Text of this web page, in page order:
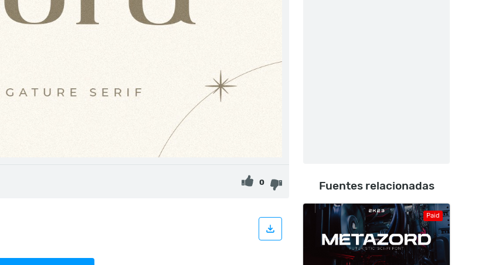
0 Fuentes relacionadas
Paid